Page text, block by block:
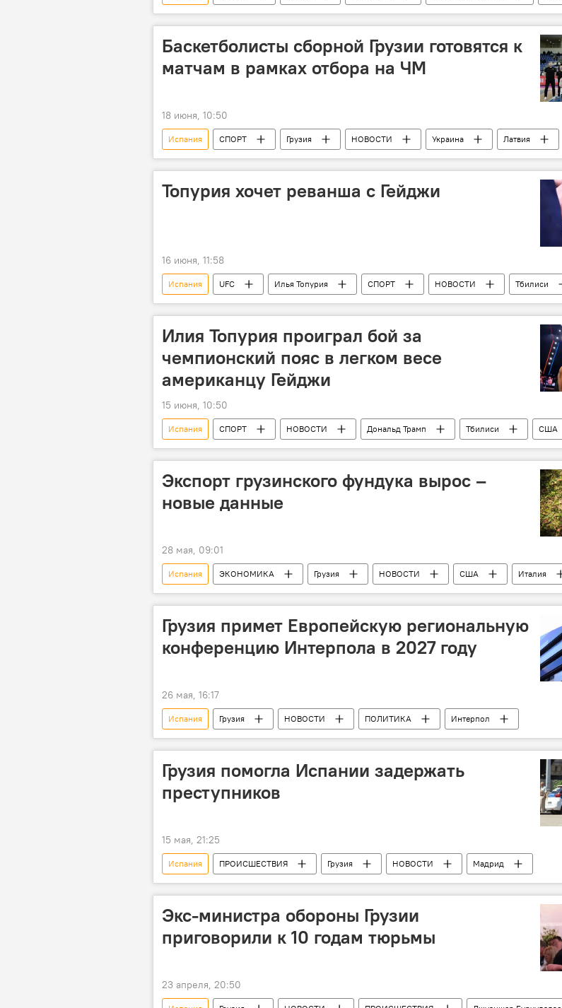
Сборная Грузии по баскетболу
Новости грузинского баскетбола
Баскетболисты сборной Грузии готовятся к
матчам в рамках отбора на ЧМ
18 июня, 10:50
Испания СПОРТ Грузия НОВОСТИ Украина
Латвия
Бека Бурджанадзе
Топурия хочет реванша с Гейджи
16 июня, 11:58
Испания UFC Илья Топурия СПОРТ НОВОСТИ
Тбилиси
США
Илия Топурия проиграл бой за
чемпионский пояс в легком весе
американцу Гейджи
15 июня, 10:50
Испания СПОРТ НОВОСТИ Дональд Трамп Тбилиси
США
Илья Топурия
UFC Грузия
Экспорт грузинского фундука вырос –
новые данные
28 мая, 09:01
Испания ЭКОНОМИКА Грузия НОВОСТИ США
Италия
Ассоциация производителей фундука
Ассоциация экспортеров и по переработке фундука
Грузия примет Европейскую региональную
конференцию Интерпола в 2027 году
26 мая, 16:17
Испания Грузия НОВОСТИ ПОЛИТИКА Интерпол
Грузия помогла Испании задержать
преступников
15 мая, 21:25
Испания ПРОИСШЕСТВИЯ Грузия НОВОСТИ Мадрид
Экс-министра обороны Грузии
приговорили к 10 годам тюрьмы
23 апреля, 20:50